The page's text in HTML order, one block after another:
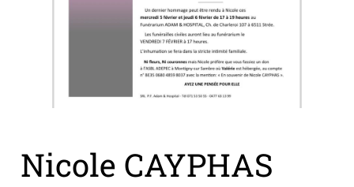
Nicole CAYPHAS